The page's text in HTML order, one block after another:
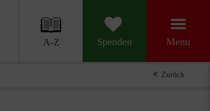
A-Z Spenden Menu
Zurück